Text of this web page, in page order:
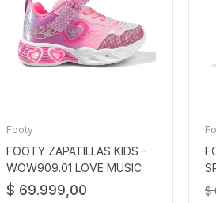
Footy
FOOTY ZAPATILLAS KIDS -
WOW909.01 LOVE MUSIC
ROSA
$ 69.999,00 $